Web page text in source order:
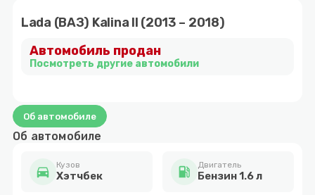
Lada (ВАЗ) Kalina II (2013 – 2018)
Автомобиль продан
Посмотреть другие автомобили
Об автомобиле
Об автомобиле
directions_car Кузов
Хэтчбек local_gas_station Двигатель
Бензин 1.6 л